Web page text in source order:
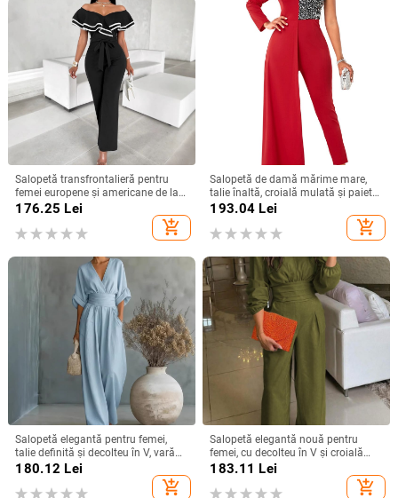
Salopetă transfrontalieră pentru
femei europene și americane de la
Amazon, cu noul temperament, cu
176.25 Lei
add_shopping_cart
Salopetă de damă mărime mare,
talie înaltă, croială mulată și paiete,
disponibilă
193.04 Lei
add_shopping_cart
Salopetă elegantă pentru femei,
talie definită și decolteu în V, vară
2026, amestec Tencel
180.12 Lei
add_shopping_cart
Salopetă elegantă nouă pentru
femei, cu decolteu în V și croială
lată, în stil european și american,
183.11 Lei
add_shopping_cart